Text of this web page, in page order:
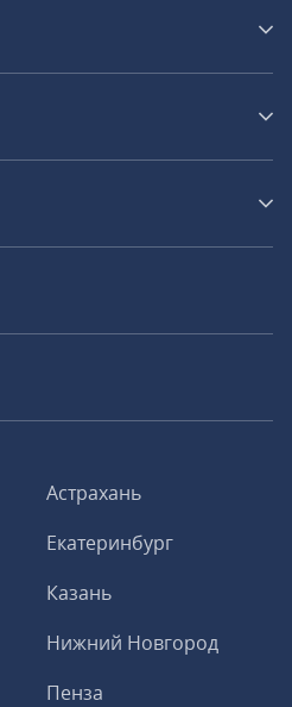
Астрахань
Екатеринбург
Казань
Нижний Новгород
Пенза